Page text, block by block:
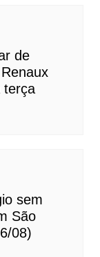
de
terça
sem
São
08)